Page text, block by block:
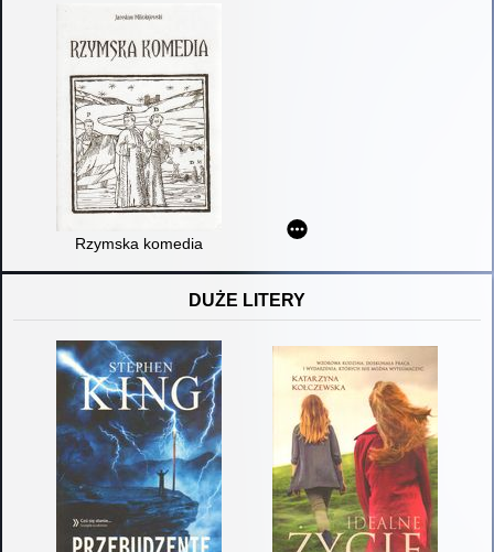
Rzymska komedia
DUŻE LITERY